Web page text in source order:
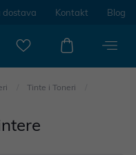
dostava Kontakt Blog
Tinte i Toneri